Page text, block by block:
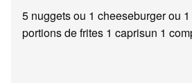
5 nuggets ou 1 cheeseburger ou
portions de frites 1 caprisun 1